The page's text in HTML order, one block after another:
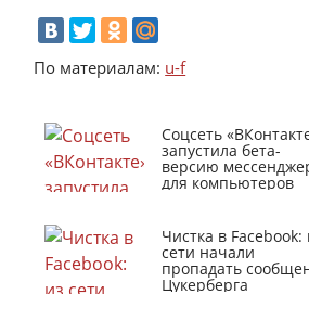
По материалам: u-f
Соцсеть
запустила бета-
версию
для компьютеров
Чистка в Facebook:
сети начали
пропадать
Цукерберга